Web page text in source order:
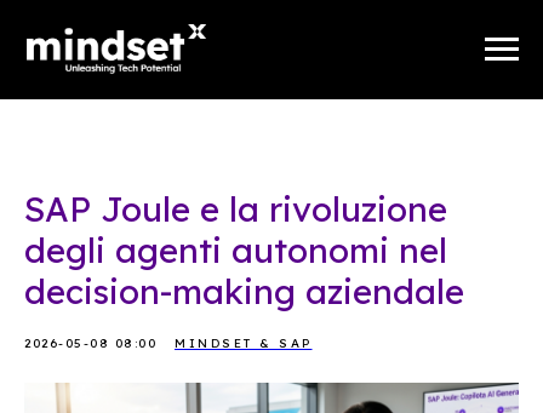
SAP Joule e la rivoluzione
degli agenti autonomi nel
decision-making aziendale
2026-05-08 08:00 MINDSET & SAP